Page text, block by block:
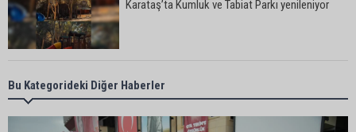
Karataş’ta Kumluk ve Tabiat Parkı yenileniyor
Bekir Şimşek’ten Mustafa Özkan’a ziyaret
Bu Kategorideki Diğer Haberler